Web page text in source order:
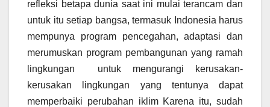
refleksi betapa dunia saat ini mulai terancam dan
untuk itu setiap bangsa, termasuk Indonesia harus
mempunya program pencegahan, adaptasi dan
merumuskan program pembangunan yang ramah
lingkungan untuk mengurangi kerusakan-
kerusakan lingkungan yang tentunya dapat
memperbaiki perubahan iklim Karena itu, sudah